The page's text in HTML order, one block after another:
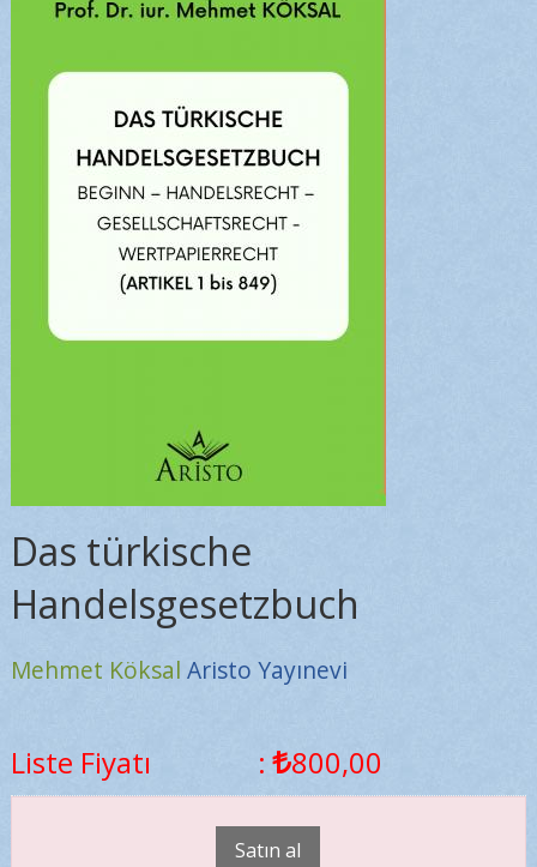
Das türkische
Handelsgesetzbuch
Mehmet Köksal Aristo Yayınevi
Liste Fiyatı : 800,00
Satın al